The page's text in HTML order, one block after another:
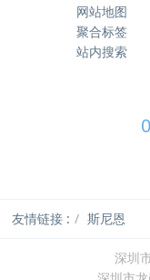
网站地图
聚合标签
站内搜索
友情链接 : 斯尼恩
深圳